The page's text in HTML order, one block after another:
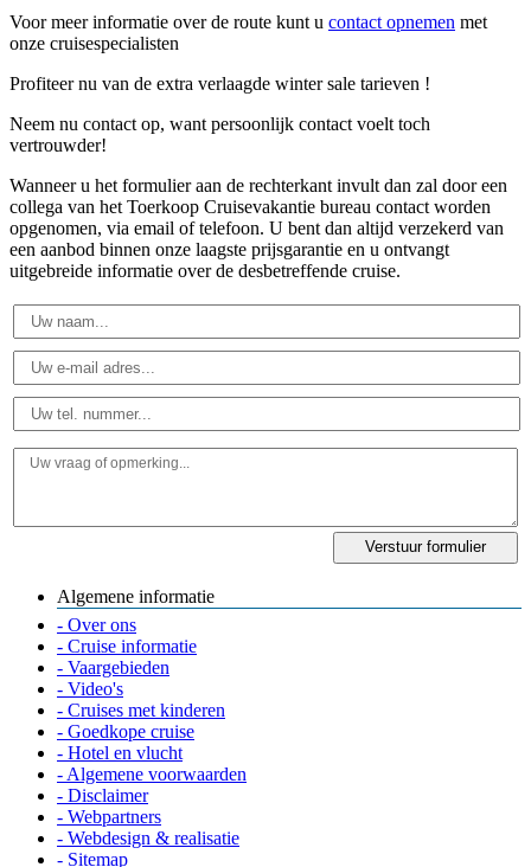
Voor meer informatie over de route kunt u contact opnemen met
onze cruisespecialisten
Profiteer nu van de extra verlaagde winter sale tarieven !
Neem nu contact op, want persoonlijk contact voelt toch
vertrouwder!
Wanneer u het formulier aan de rechterkant invult dan zal door een
collega van het Toerkoop Cruisevakantie bureau contact worden
opgenomen, via email of telefoon. U bent dan altijd verzekerd van
een aanbod binnen onze laagste prijsgarantie en u ontvangt
uitgebreide informatie over de desbetreffende cruise.
Algemene informatie
- Over ons
- Cruise informatie
- Vaargebieden
- Video's
- Cruises met kinderen
- Goedkope cruise
- Hotel en vlucht
- Algemene voorwaarden
- Disclaimer
- Webpartners
- Webdesign & realisatie
- Sitemap